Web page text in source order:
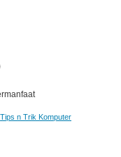
Tips n Trik Komputer